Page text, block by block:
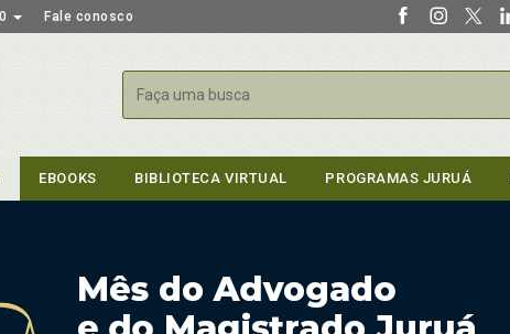
Fale conosco
Buscar
EBOOKS BIBLIOTECA VIRTUAL PROGRAMAS JURUÁ